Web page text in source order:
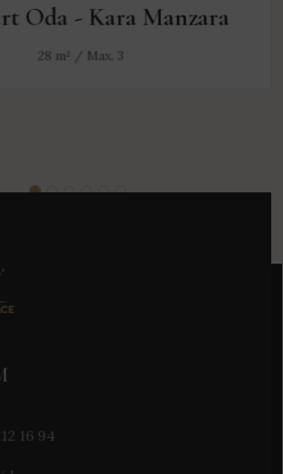
Oda - Kara Manzara
28 m² / Max. 3
16 94